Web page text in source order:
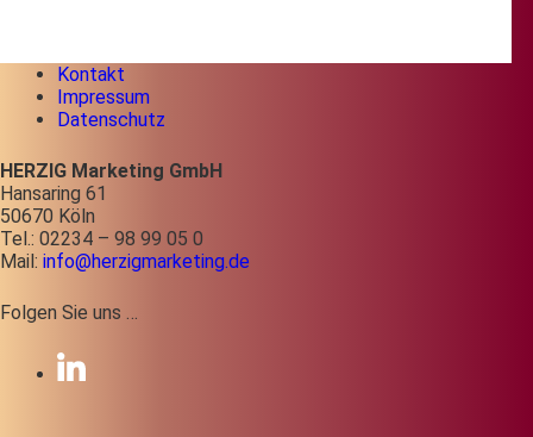
Kontakt
Impressum
Datenschutz
HERZIG Marketing GmbH
Hansaring 61
50670 Köln
Tel.: 02234 – 98 99 05 0
Mail: info@herzigmarketing.de
Folgen Sie uns …